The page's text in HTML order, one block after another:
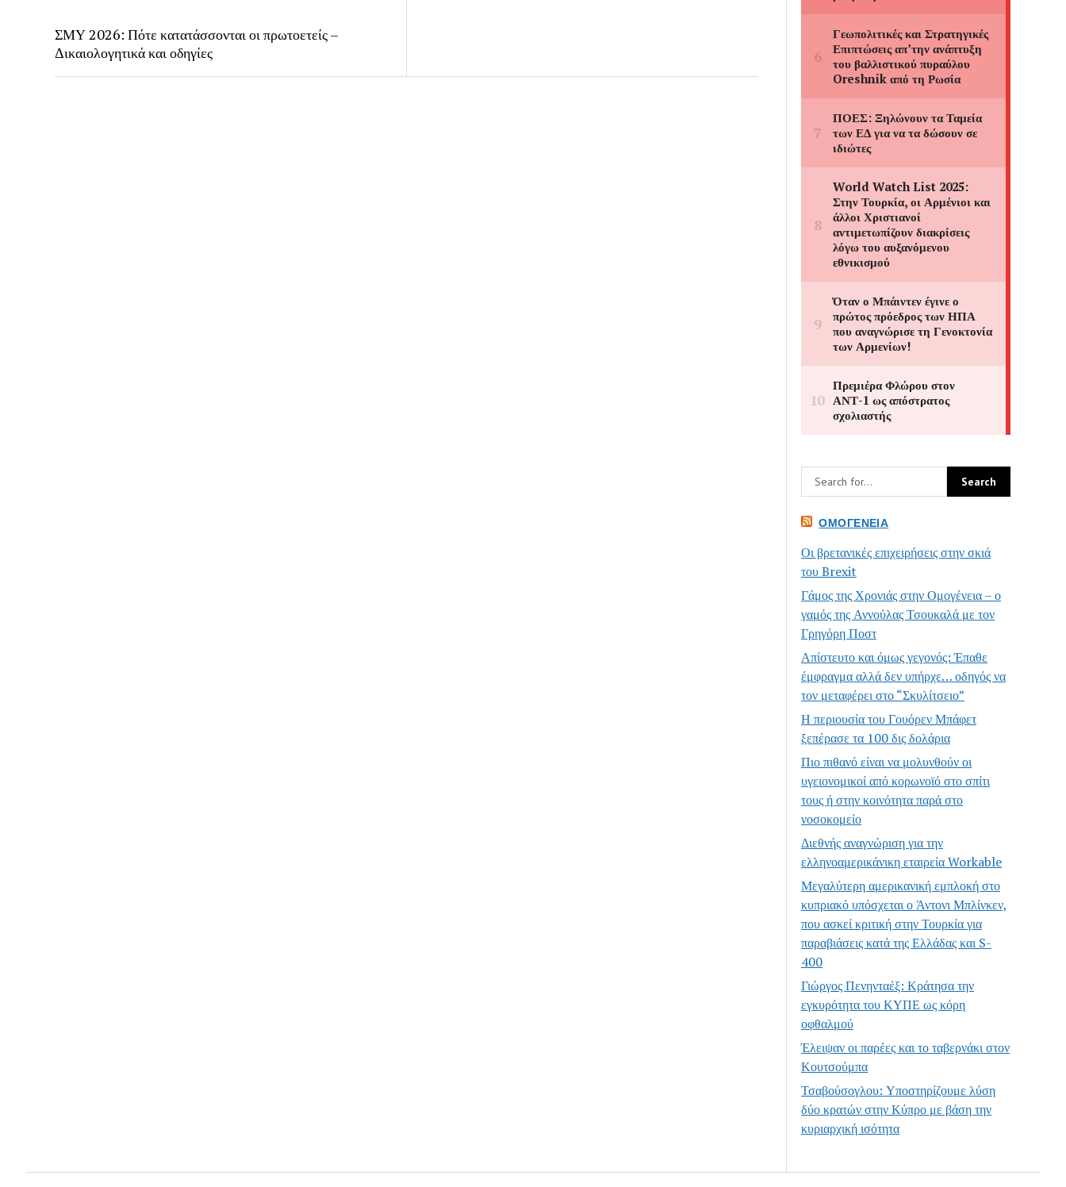
ΣΜΥ 2026: Πότε κατατάσσονται οι πρωτοετείς –
Δικαιολογητικά και οδηγίες
ΟΜΟΓΈΝΕΙΑ
Οι βρετανικές επιχειρήσεις στην σκιά
του Brexit
Γάμος της Χρονιάς στην Ομογένεια – ο
γαμός της Αννούλας Τσουκαλά με τον
Γρηγόρη Ποστ
Απίστευτο και όμως γεγονός: Έπαθε
έμφραγμα αλλά δεν υπήρχε… οδηγός να
τον μεταφέρει στο “Σκυλίτσειο”
Η περιουσία του Γουόρεν Μπάφετ
ξεπέρασε τα 100 δις δολάρια
Πιο πιθανό είναι να μολυνθούν οι
υγειονομικοί από κορωνοϊό στο σπίτι
τους ή στην κοινότητα παρά στο
νοσοκομείο
Διεθνής αναγνώριση για την
ελληνοαμερικάνικη εταιρεία Workable
Μεγαλύτερη αμερικανική εμπλοκή στο
κυπριακό υπόσχεται ο Άντονι Μπλίνκεν,
που ασκεί κριτική στην Τουρκία για
παραβιάσεις κατά της Ελλάδας και S-
400
Γιώργος Πενηνταέξ: Κράτησα την
εγκυρότητα του ΚΥΠΕ ως κόρη
οφθαλμού
Έλειψαν οι παρέες και το ταβερνάκι στον
Κουτσούμπα
Τσαβούσογλου: Υποστηρίζουμε λύση
δύο κρατών στην Κύπρο με βάση την
κυριαρχική ισότητα